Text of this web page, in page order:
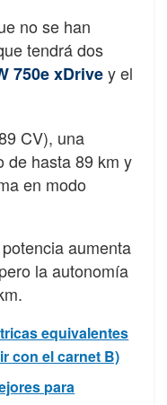
no se han
tendrá dos
750e xDrivey el
CV), una
de hasta 89 km y
en modo
aumenta
la autonomía
equivalentes
con el carnet B)
para